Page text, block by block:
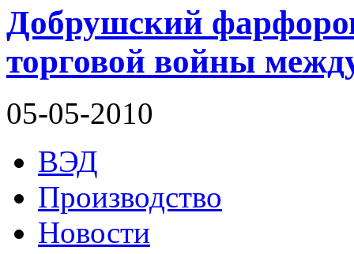
Добрушский
торговой войны
05-05-2010
ВЭД
Производство
Новости